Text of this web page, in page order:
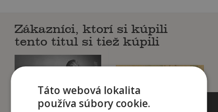
Zákazníci, ktorí si kúpili
tento titul si tiež kúpili
Táto webová lokalita
používa súbory cookie.